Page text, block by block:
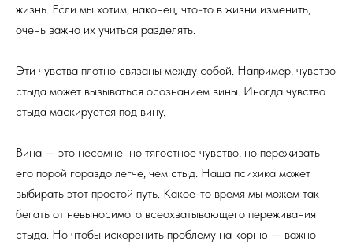
жизнь. Если мы хотим, наконец, что-то в жизни изменить,
очень важно их учиться разделять.
Эти чувства плотно связаны между собой. Например, чувство
стыда может вызываться осознанием вины. Иногда чувство
стыда маскируется под вину.
Вина — это несомненно тягостное чувство, но переживать
его порой гораздо легче, чем стыд. Наша психика может
выбирать этот простой путь. Какое-то время мы можем так
бегать от невыносимого всеохватывающего переживания
стыда. Но чтобы искоренить проблему на корню — важно